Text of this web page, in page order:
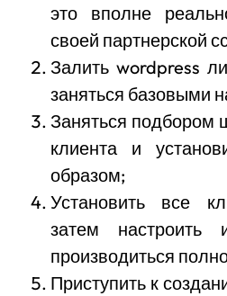
это вполне
своей партнерской
Залить wordpress
заняться базовыми
Заняться подбором
клиента и
образом;
Установить все
затем настроить
производиться
Приступить к